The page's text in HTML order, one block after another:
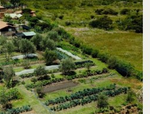
A LAS AFUERAS DE SAN MIGUEL DE
FOTO: TRIPADVISOR